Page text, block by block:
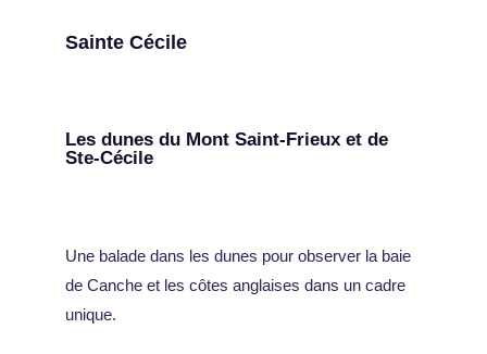
Sainte Cécile
Les dunes du Mont Saint-Frieux et de
Ste-Cécile
Une balade dans les dunes pour observer la baie
de Canche et les côtes anglaises dans un cadre
unique.